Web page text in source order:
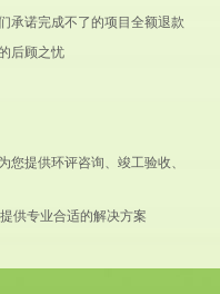
承诺完成不了的项目全额退款
后顾之忧
您提供环评咨询、竣工验收、
供专业合适的解决方案